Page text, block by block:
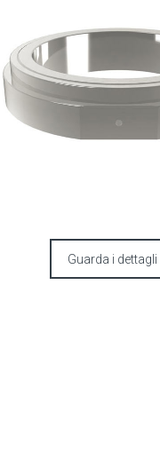
Guarda i dettagli